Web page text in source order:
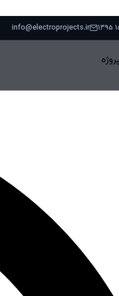
info@electroprojects.ir